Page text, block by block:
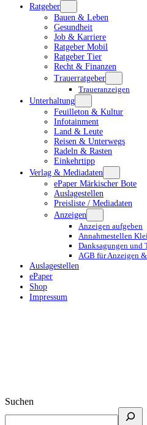
Ratgeber
Bauen & Leben
Gesundheit
Job & Karriere
Ratgeber Mobil
Ratgeber Tier
Recht & Finanzen
Trauerratgeber
Traueranzeigen
Unterhaltung
Feuilleton & Kultur
Infotainment
Land & Leute
Reisen & Unterwegs
Radeln & Rasten
Einkehrtipp
Verlag & Mediadaten
ePaper Märkischer Bote
Auslagestellen
Preisliste / Mediadaten
Anzeigen
Anzeigen aufgeben
Annahmestellen
Danksagungen und
AGB für Anzeigen
Auslagestellen
ePaper
Shop
Impressum
Suchen